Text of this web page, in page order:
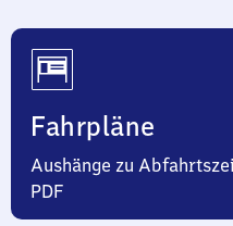
Fahrpläne
Aushänge zu
PDF